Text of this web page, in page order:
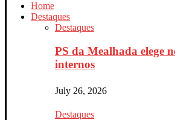
Home
Destaques
Destaques
PS da Mealhada elege
internos
July 26, 2026
Destaques